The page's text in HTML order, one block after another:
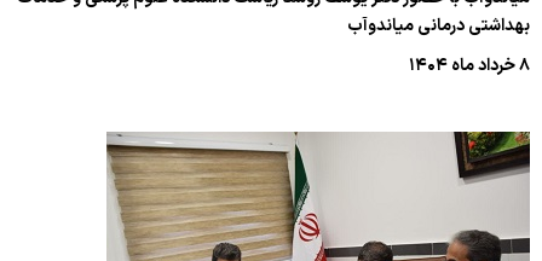
بهداشتی درمانی میاندوآب
۸ خرداد ماه ۱۴۰۴